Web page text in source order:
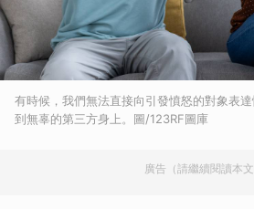
有時候，我們無法直接向引發憤怒的對象表
到無辜的第三方身上。圖/123RF圖庫
廣告（請繼續閱讀本文